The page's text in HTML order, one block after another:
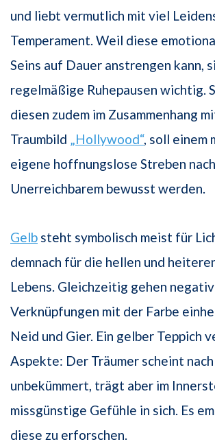
und liebt vermutlich mit viel
Temperament. Weil diese
Seins auf Dauer anstrengen kann,
regelmäßige Ruhepausen wichtig.
diesen zudem im Zusammenhang
Traumbild „Hollywood“, soll einem
eigene hoffnungslose Streben
Unerreichbarem bewusst werden.
Gelb steht symbolisch meist für
demnach für die hellen und
Lebens. Gleichzeitig gehen
Verknüpfungen mit der Farbe
Neid und Gier. Ein gelber Teppich
Aspekte: Der Träumer scheint
unbekümmert, trägt aber im
missgünstige Gefühle in sich. Es
diese zu erforschen.